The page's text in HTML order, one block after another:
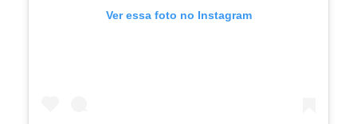
Ver essa foto no Instagram